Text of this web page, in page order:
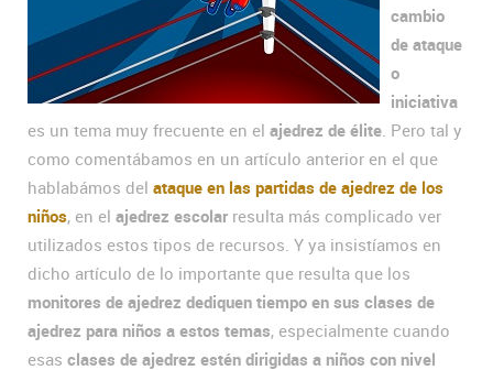
cambio
de ataque
o
iniciativa
es un tema muy frecuente en el ajedrez de élite. Pero tal y
como comentábamos en un artículo anterior en el que
hablabámos del ataque en las partidas de ajedrez de los
niños, en el ajedrez escolar resulta más complicado ver
utilizados estos tipos de recursos. Y ya insistíamos en
dicho artículo de lo importante que resulta que los
monitores de ajedrez dediquen tiempo en sus clases de
ajedrez para niños a estos temas, especialmente cuando
esas clases de ajedrez estén dirigidas a niños con nivel